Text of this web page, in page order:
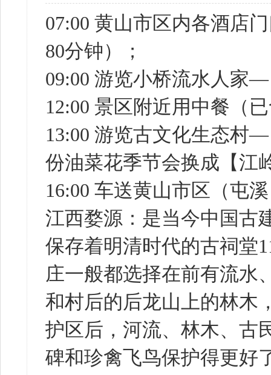
07:00 黄山市区内各酒店
80分钟）；
09:00 游览小桥流水人家
12:00 景区附近用中餐（
13:00 游览古文化生态村
份油菜花季节会换成【江
16:00 车送黄山市区（屯
江西婺源：是当今中国古
保存着明清时代的古祠堂
庄一般都选择在前有流水
和村后的后龙山上的林木
护区后，河流、林木、古
碑和珍禽飞鸟保护得更好